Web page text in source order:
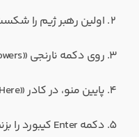
اولین رهبر ژیم را
روی دکمه نارنجی «RO-Powers» در سمت چپ صفحه کلیک کنید.
پایین منو، در کادر «Type Here»، کد فعال را وارد کنید.
دکمه Enter کیبورد را بزنید.